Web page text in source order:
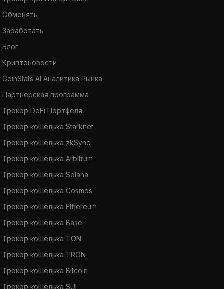
Обменять
Заработать
Блог
Криптоновости
CoinStats AI Аналитика Рынка
Партнерская программа
Трекер DeFi Портфеля
Трекер кошелька Starknet
Трекер кошелька zkSync
Трекер кошелька Arbitrum
Трекер кошелька Solana
Трекер кошелька Cosmos
Трекер кошелька Ethereum
Трекер кошелька Base
Трекер кошелька TON
Трекер кошелька TRON
Трекер кошелька Bitcoin
Трекер кошелька SUI